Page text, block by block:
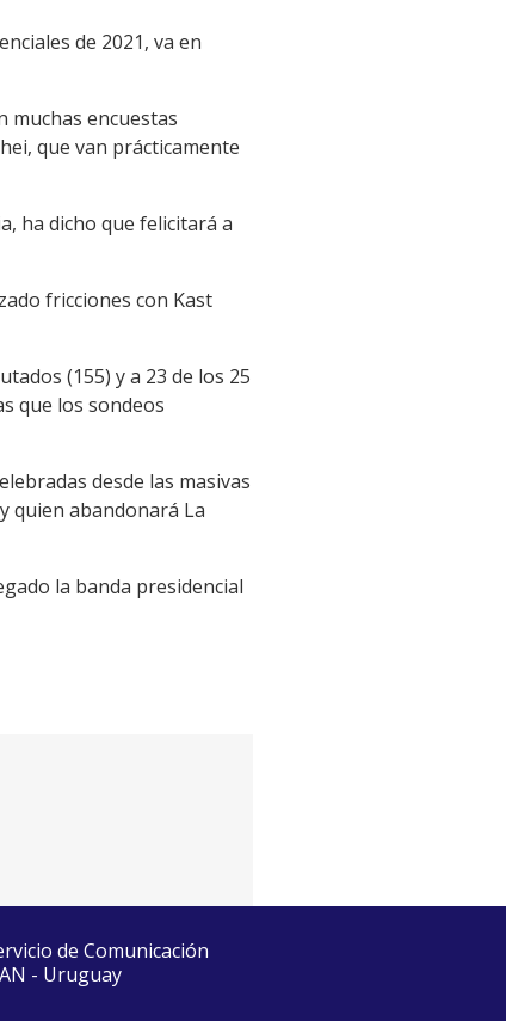
de 2021, va en
muchas encuestas
que van prácticamente
ha dicho que felicitará a
fricciones con Kast
(155) y a 23 de los 25
que los sondeos
desde las masivas
quien abandonará La
la banda presidencial
de Comunicación
- Uruguay